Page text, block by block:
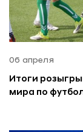
06 апреля
Итоги
мира по